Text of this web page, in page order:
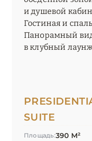
и душевой
Гостиная и
Панорамный вид
в клубный
SUITE
Площадь:390 М²